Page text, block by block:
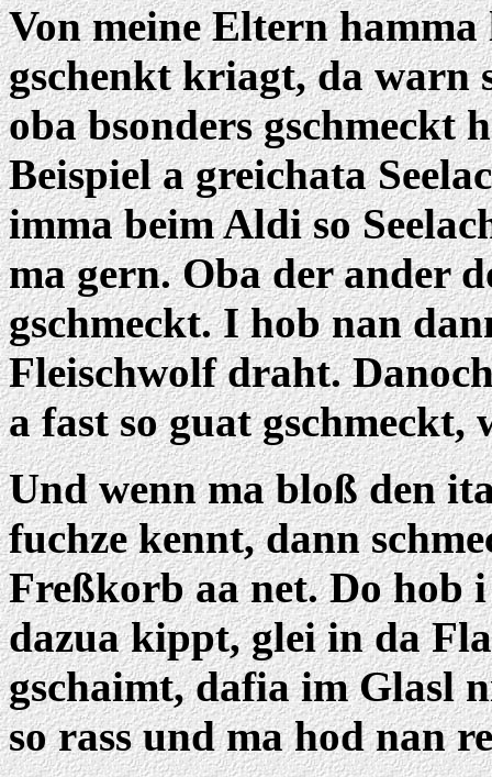
Von meine Eltern
gschenkt kriagt, da warn
oba bsonders gschmeckt
Beispiel a greichata
imma beim Aldi so
ma gern. Oba der ander
gschmeckt. I hob nan
Fleischwolf draht.
a fast so guat
Und wenn ma bloß den
fuchze kennt, dann
Freßkorb aa net. Do hob
dazua kippt, glei in da
gschaimt, dafia im Glasl
so rass und ma hod nan